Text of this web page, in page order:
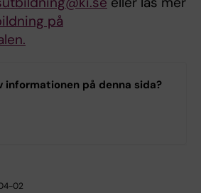
på
informationen på denna sida?
02